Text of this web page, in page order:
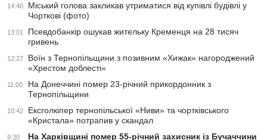
14:40
Міський голова закликав утриматися від купівлі будівлі у
Чорткові (фото)
13:01
Псевдобанкір ошукав жительку Кременця на 28 тисяч
гривень
12:27
Воїн з Тернопільщини з позивним «Хижак» нагороджений
«Хрестом доблесті»
11:00
На Донеччині помер 23-річний прикордонник з
Тернопільщини
10:42
Ексголкіпер тернопільської «Ниви» та чортківського
«Кристала» потрапив у скандал
9:30 На Харківщині помер 55-річний захисник із Бучаччини